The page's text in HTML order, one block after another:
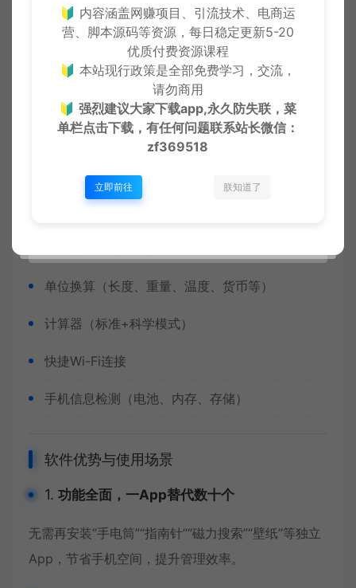
头像大全：包含个性头像、情侣头像、卡通头像、
明星头像等，满足社交平台更换需求。
五、微应用集成：高频小功能集中管理
乱七八糟还内置了多个轻量级微应用，避免用户频繁
单位换算（长度、重量、温度、货币等）
计算器（标准+科学模式）
快捷Wi-Fi连接
手机信息检测（电池、内存、存储）
软件优势与使用场景
1. 功能全面，一App替代数十个
无需再安装“手电筒”“指南针”“磁力搜索”“壁纸”等独立
App，节省手机空间，提升管理效率。
🔰 内容涵盖网赚项目、引流技术、电商运
营、脚本源码等资源，每日稳定更新5-20
优质付费资源课程
🔰 本站现行政策是全部免费学习，交流，
请勿商用
🔰强烈建议大家下载app,永久防失联，菜
单栏点击下载，有任何问题联系站长微信：
zf369518
立即前往 朕知道了